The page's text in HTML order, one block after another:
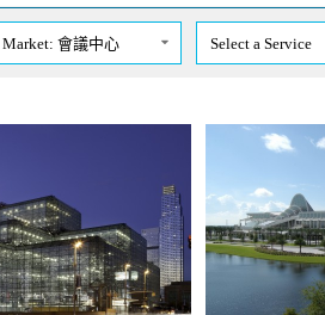
Market: 會議中心 Select a Service